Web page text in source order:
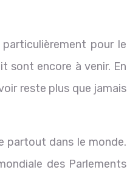
pour le
sont encore à venir. En
reste plus que jamais
partout dans le monde.
des Parlements